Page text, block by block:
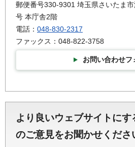
郵便番号330-9301 埼玉県さいたま
号 本庁舎2階
電話： 048-830-2317
ファックス：048-822-3758
お問い合わせフ
より良いウェブサイトにす
のご意見をお聞かせくださ